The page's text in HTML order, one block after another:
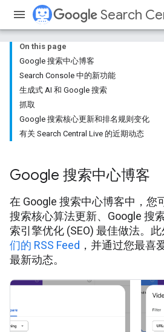
Search
On this page
Google 搜索中心博客
Search Console 中的新功能
生成式 AI 和 Google 搜索
抓取
Google 搜索核心更新和排名规则变化
有关 Search Central Live 的近期动态
Google 搜索中心博客
在 Google 搜索中心博客中，您
搜索核心算法更新、Google 搜
索引擎优化 (SEO) 最佳做法。
们的 RSS Feed ，并通过您最喜
最新动态。